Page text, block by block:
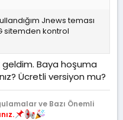
Jnews teması
sitemden kontrol
Baya hoşuma
Ücretli versiyon mu?
ve Bazı Önemli